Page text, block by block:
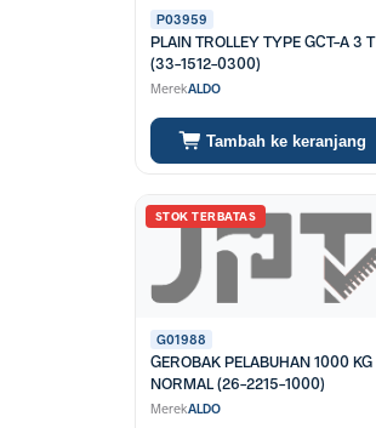
P03959
PLAIN TROLLEY TYPE GCT-A 3 T
(33-1512-0300)
MerekALDO
Tambah ke keranjang
STOK TERBATAS
G01988
GEROBAK PELABUHAN 1000 KG
NORMAL (26-2215-1000)
MerekALDO